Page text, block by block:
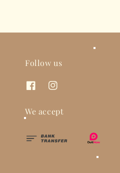
Follow us
We accept